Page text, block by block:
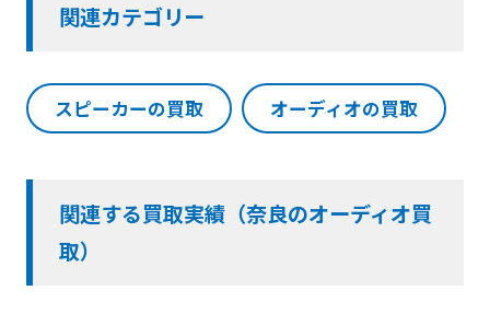
関連カテゴリー
スピーカーの買取 オーディオの買取
関連する買取実績（奈良のオーディオ買
取）